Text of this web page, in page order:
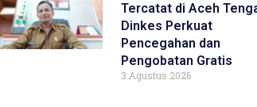
Tercatat di Aceh
Dinkes Perkuat
Pencegahan dan
Pengobatan Gratis
3 Agustus 2026